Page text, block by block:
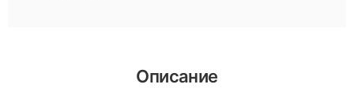
Описание